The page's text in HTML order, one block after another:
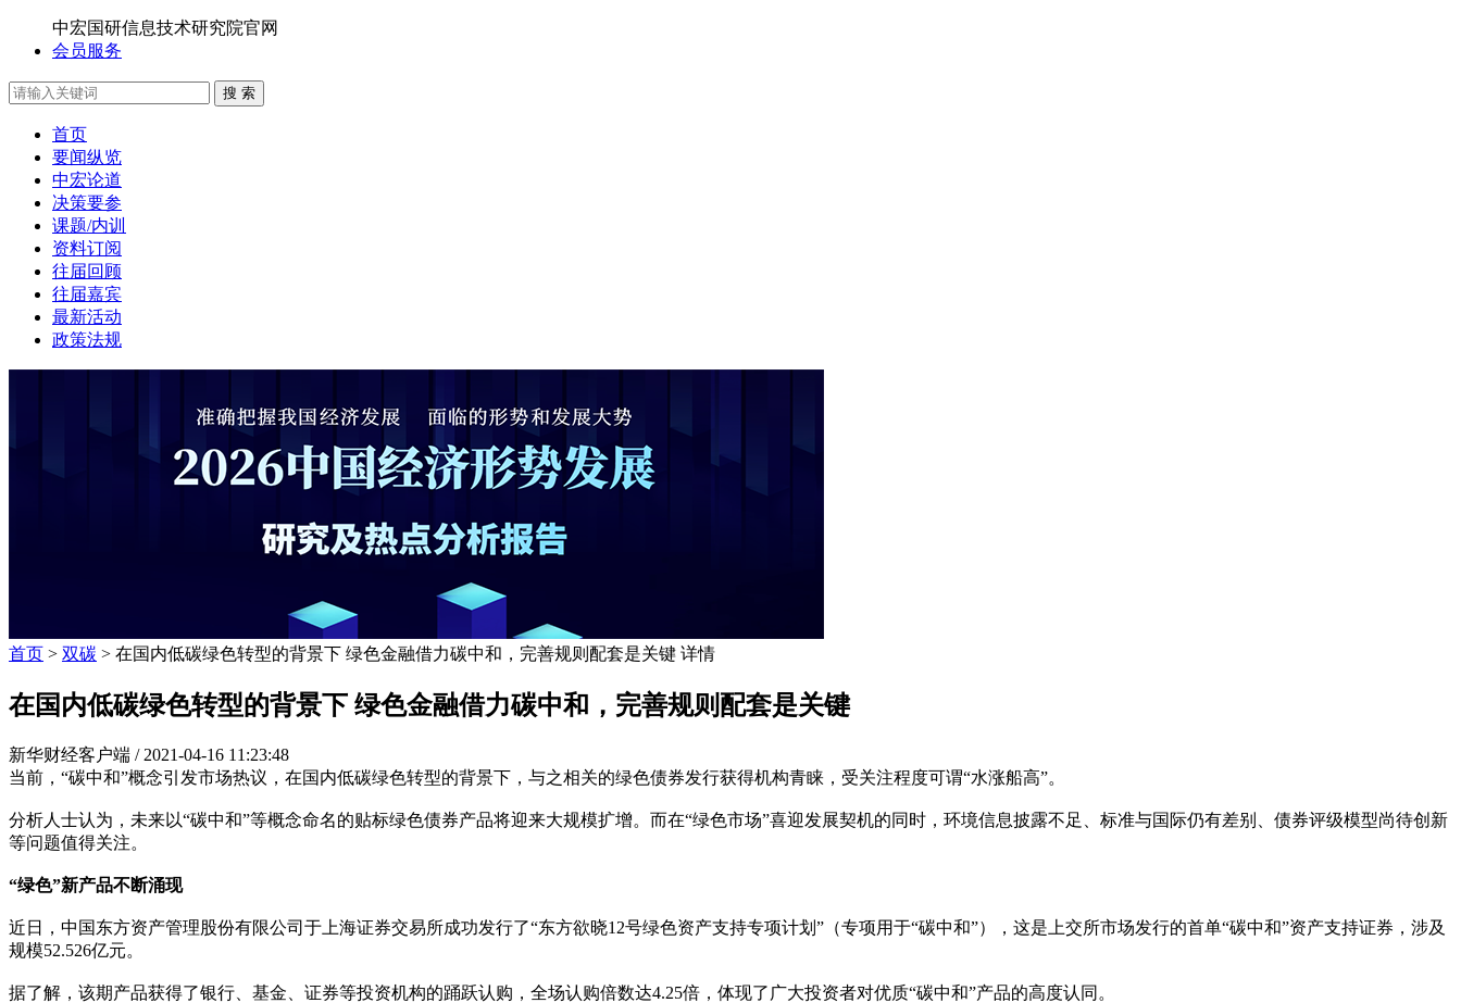
中宏国研信息技术研究院官网
会员服务
搜 索
首页
要闻纵览
中宏论道
决策要参
课题/内训
资料订阅
往届回顾
往届嘉宾
最新活动
政策法规
首页 > 双碳 > 在国内低碳绿色转型的背景下 绿色金融借力碳中和，完善规则配套是关键 详情
在国内低碳绿色转型的背景下 绿色金融借力碳中和，完善规则配套是关键
新华财经客户端 / 2021-04-16 11:23:48
当前，“碳中和”概念引发市场热议，在国内低碳绿色转型的背景下，与之相关的绿色债券发行获得机构青睐，受关注程度可谓“水涨船高”。
分析人士认为，未来以“碳中和”等概念命名的贴标绿色债券产品将迎来大规模扩增。而在“绿色市场”喜迎发展契机的同时，环境信息披露不足、标准与国际仍有差别、债券评级模型尚待创新
等问题值得关注。
“绿色”新产品不断涌现
近日，中国东方资产管理股份有限公司于上海证券交易所成功发行了“东方欲晓12号绿色资产支持专项计划”（专项用于“碳中和”），这是上交所市场发行的首单“碳中和”资产支持证券，涉及
规模52.526亿元。
据了解，该期产品获得了银行、基金、证券等投资机构的踊跃认购，全场认购倍数达4.25倍，体现了广大投资者对优质“碳中和”产品的高度认同。